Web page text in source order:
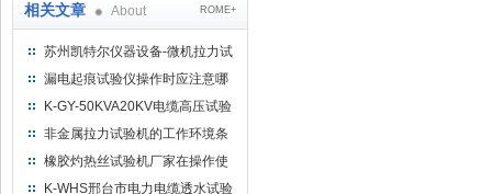
相关文章 About ROME+
苏州凯特尔仪器设备-微机拉力试
验机-电子拉力试验机-国内厂家
漏电起痕试验仪操作时应注意哪
些事项
K-GY-50KVA20KV电缆高压试验
台（手动）操作台使用说明书
非金属拉力试验机的工作环境条
件
橡胶灼热丝试验机厂家在操作使
用应准备哪些工作
K-WHS邢台市电力电缆透水试验